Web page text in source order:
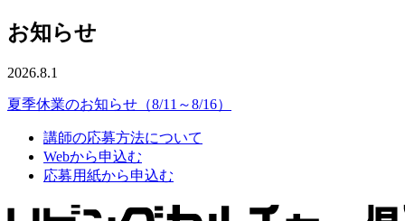
お知らせ
2026.8.1
夏季休業のお知らせ（8/11～8/16）
講師の応募方法について
Webから申込む
応募用紙から申込む